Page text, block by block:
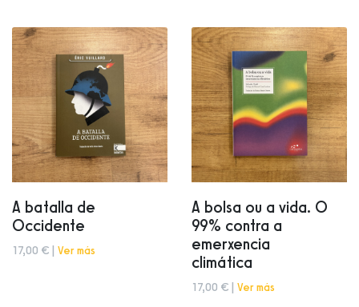
A batalla de
Occidente
17,00 € | Ver más
A bolsa ou a vida. O
99% contra a
emerxencia
climática
17,00 € | Ver más